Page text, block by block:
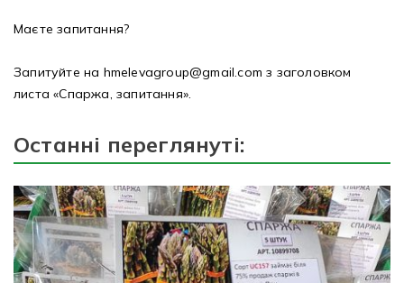
Маєте запитання?
Запитуйте на hmelevagroup@gmail.com з заголовком
листа «Спаржа, запитання».
Останні переглянуті: